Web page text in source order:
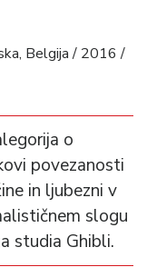
Belgija / 2016 /
o
povezanosti
in ljubezni v
slogu
studia Ghibli.